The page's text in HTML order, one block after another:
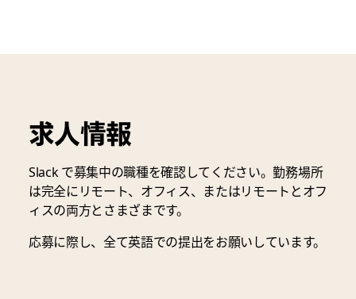
求人情報
Slack で募集中の職種を確認してください。勤務場所
は完全にリモート、オフィス、またはリモートとオフ
ィスの両方とさまざまです。
応募に際し、全て英語での提出をお願いしています。